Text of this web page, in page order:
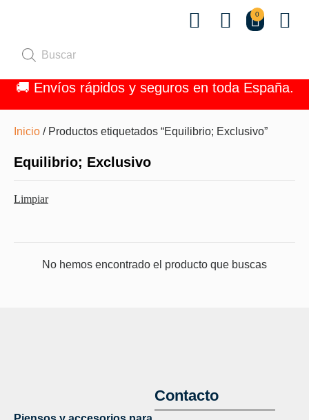
0
🚚 Envíos rápidos y seguros en toda España.
Inicio / Productos etiquetados “Equilibrio; Exclusivo”
Equilibrio; Exclusivo
Limpiar
No hemos encontrado el producto que buscas
Contacto